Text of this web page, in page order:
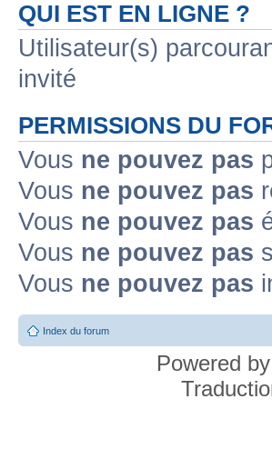
QUI EST EN LIGNE ?
Utilisateur(s)
invité
PERMISSIONS DU
Vous ne pouvez pas
Vous ne pouvez pas
Vous ne pouvez pas
Vous ne pouvez pas
Vous ne pouvez pas
Index du forum
Powered by